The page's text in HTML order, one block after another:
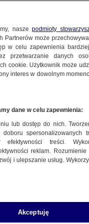
naszepodmioty
Partnerów może
w celu zapewnienia
przetwarzanie danych
cookie. Użytkownik może
interes w dowolnym
dane w celu zapewnienia:
lub dostęp do nich.
spersonalizowanych
efektywności treści.
reklam.
i ulepszanie usług.
Akceptuję